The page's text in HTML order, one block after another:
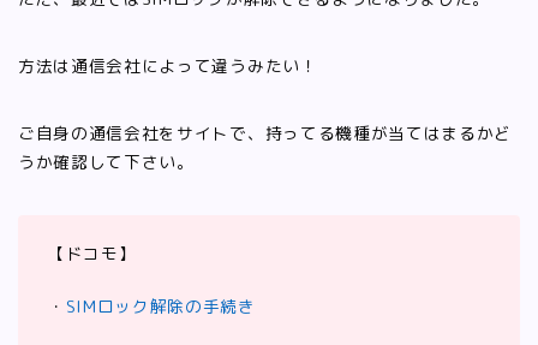
方法は通信会社によって違うみたい！
ご自身の通信会社をサイトで、持ってる機種が当てはまるかど
うか確認して下さい。
【ドコモ】
・ SIMロック解除の手続き